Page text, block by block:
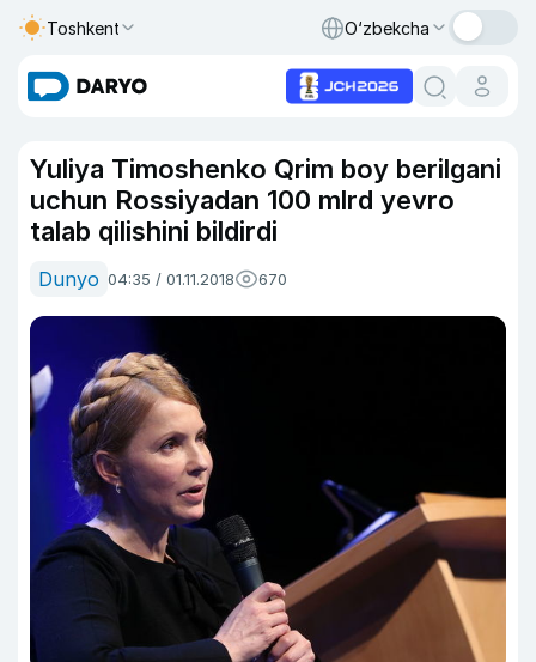
Toshkent O‘zbekcha
Yuliya Timoshenko Qrim boy berilgani
uchun Rossiyadan 100 mlrd yevro
talab qilishini bildirdi
Dunyo 04:35 / 01.11.2018 670